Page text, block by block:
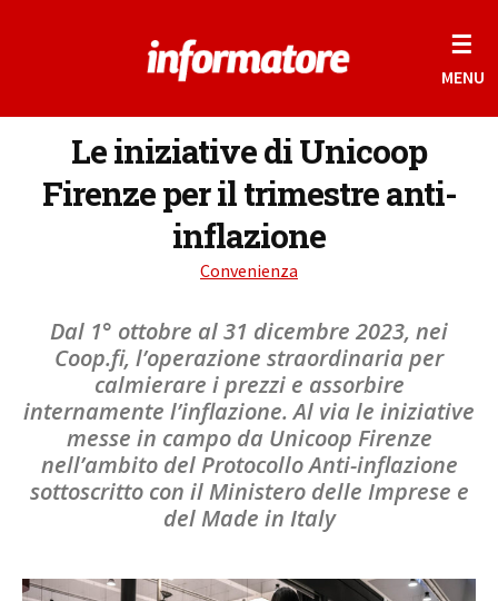
☰
MENU
Le iniziative di Unicoop
Firenze per il trimestre anti-
inflazione
Convenienza
Dal 1° ottobre al 31 dicembre 2023, nei
Coop.fi, l’operazione straordinaria per
calmierare i prezzi e assorbire
internamente l’inflazione. Al via le iniziative
messe in campo da Unicoop Firenze
nell’ambito del Protocollo Anti-inflazione
sottoscritto con il Ministero delle Imprese e
del Made in Italy